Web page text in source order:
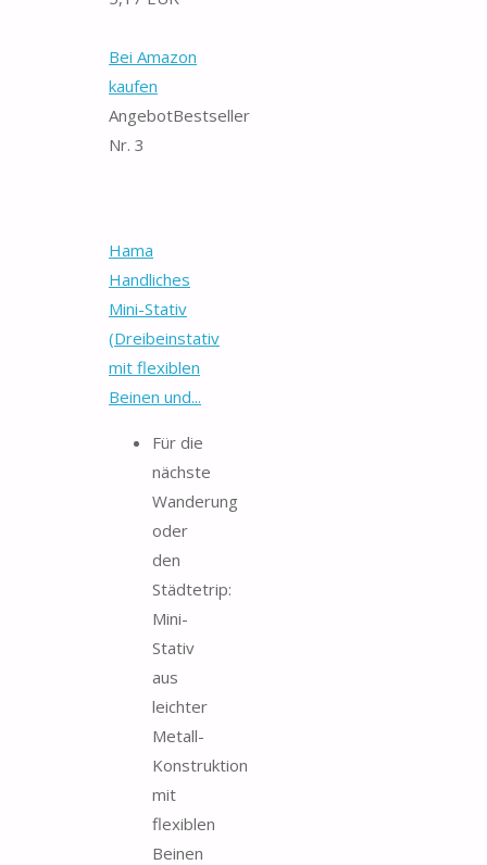
Bei Amazon
kaufen
AngebotBestseller
Nr. 3
Hama
Handliches
Mini-Stativ
(Dreibeinstativ
mit flexiblen
Beinen und...
Für die
nächste
Wanderung
oder
den
Städtetrip:
Mini-
Stativ
aus
leichter
Metall-
Konstruktion
mit
flexiblen
Beinen